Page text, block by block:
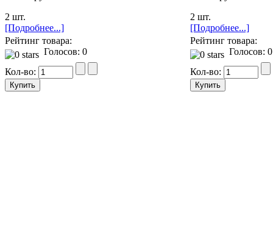
2 шт.
[Подробнее...]
Рейтинг товара:
Голосов: 0
Кол-во:
2 шт.
[Подробнее...]
Рейтинг товара:
Голосов: 0
Кол-во: